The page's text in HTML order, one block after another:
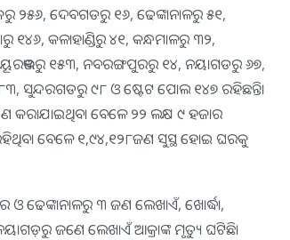
୨୫୬, ଦେବଗଡରୁ ୧୬, ଢେଙ୍କାନାଳରୁ ୫୧,
କଳାହାଣ୍ଡିରୁ ୪୧, କନ୍ଧମାଳରୁ ୩୨,
୧୫୩, ନବରଙ୍ଗପୁରରୁ ୧୪, ନୟାଗଡରୁ ୬୭,
ସୁନ୍ଦରଗଡରୁ ୯୮ ଓ ଷ୍ଟେଟ ପୋଲ ୧୪୭ ରହିଛନ୍ତି।
କରାଯାଇଥିବା ବେଳେ ୨୨ ଲକ୍ଷ ୯ ହଜାର
ବେଳେ ୧,୯୪,୧୨୮ଜଣ ସୁସ୍ଥ ହୋଇ ଘରକୁ
ଢେଙ୍କାନାଳରୁ ୩ ଜଣ ଲେଖାଏଁ, ଖୋର୍ଦ୍ଧା,
ଜଣେ ଲେଖାଏଁ ଆକ୍ରାଙ୍କ ମୃତ୍ୟୁ ଘଟିଛି।